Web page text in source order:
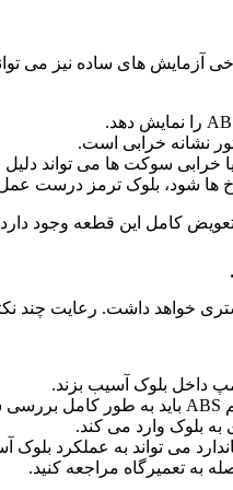
آزمایش های ساده نیز می
خرابی سوکت ها می تواند
ها شود، بلوک ترمز درست
تعویض کامل این قطعه وجود
خواهد داشت. رعایت چند
داخل بلوک آسیب بزند.
به بلوک وارد می کند.
می تواند به عملکرد بلوک